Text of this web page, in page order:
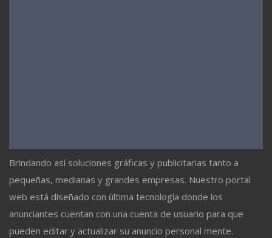
Brindando así soluciones gráficas y publicitarias tanto a
pequeñas, medianas y grandes empresas. Nuestro portal
web está diseñado con última tecnología donde los
anunciantes cuentan con una cuenta de usuario para que
pueden editar y actualizar su anuncio personal mente.